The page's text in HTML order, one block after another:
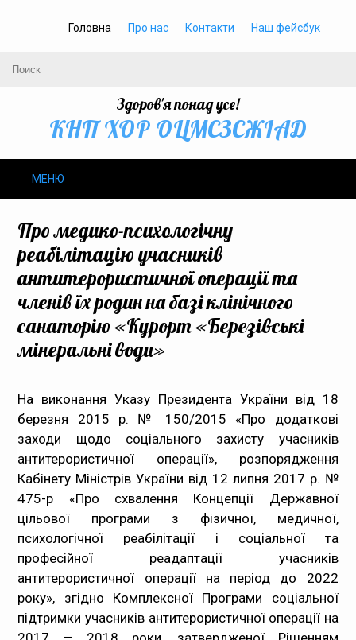
Головна Про нас Контакти Наш фейсбук
Здоров'я понад усе!
КНП ХОР ОЦМСЗСЖIАД
МЕНЮ
Громадське здоров’я
Безбар’єрність
Громадянам
Статистика
Документи
Контакти
Карта сайта
Про медико-психологічну
реабілітацію учасників
антитерористичної операції та
членів їх родин на базі клінічного
санаторію «Курорт «Березівські
мінеральні води»
На виконання Указу Президента України від 18
березня 2015 р. № 150/2015 «Про додаткові
заходи щодо соціального захисту учасників
антитерористичної операції», розпорядження
Кабінету Міністрів України від 12 липня 2017 р. №
475-р «Про схвалення Концепції Державної
цільової програми з фізичної, медичної,
психологічної реабілітації і соціальної та
професійної реадаптації учасників
антитерористичної операції на період до 2022
року», згідно Комплексної Програми соціальної
підтримки учасників антитерористичної операції на